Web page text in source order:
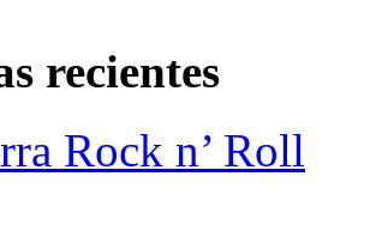
recientes
Rock n’ Roll